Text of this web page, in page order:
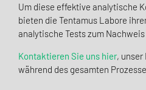
Um diese effektive analytische
bieten die Tentamus Labore
analytische Tests zum
Kontaktieren Sie uns hier, unser
während des gesamten